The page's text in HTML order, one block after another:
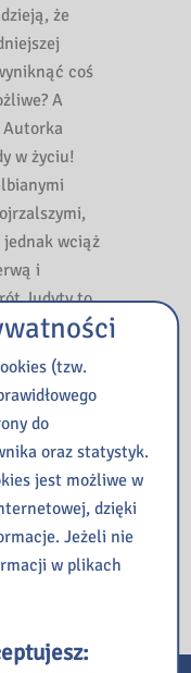
że
coś
A
Autorka
w życiu!
wciąż
i
Judyty to
na
się nie
gdy życie
opisu:
(tzw.
do
oraz statystyk.
jest możliwe w
dzięki
Jeżeli nie
w plikach